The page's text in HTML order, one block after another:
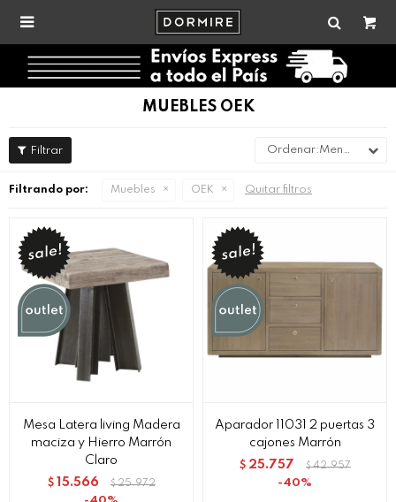

MUEBLES OEK
Menor precio
Filtrando por: Muebles OEK Quitar filtros
Mesa Latera living Madera
maciza y Hierro Marrón
Claro
$ 15.566 $ 25.972
Aparador 11031 2 puertas 3
cajones Marrón
$ 25.757 $ 42.957
40